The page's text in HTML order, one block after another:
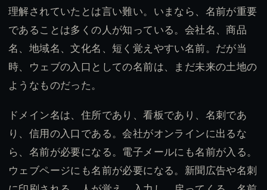
理解されていたとは言い難い。いまなら、名前が重要
であることは多くの人が知っている。会社名、商品
名、地域名、文化名、短く覚えやすい名前。だが当
時、ウェブの入口としての名前は、まだ未来の土地の
ようなものだった。
ドメイン名は、住所であり、看板であり、名刺であ
り、信用の入口である。会社がオンラインに出るな
ら、名前が必要になる。電子メールにも名前が入る。
ウェブページにも名前が必要になる。新聞広告や名刺